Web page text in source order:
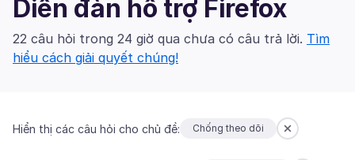
Diễn đàn hỗ trợ Firefox
22 câu hỏi trong 24 giờ qua chưa có câu trả lời. Tìm
hiểu cách giải quyết chúng!
Hiển thị các câu hỏi cho chủ đề: Chống theo dõi